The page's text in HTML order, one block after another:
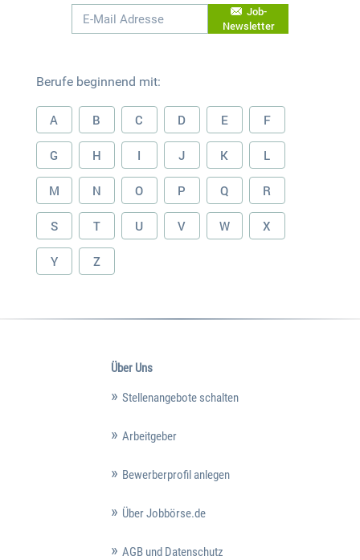
Job-
Newsletter
Berufe beginnend mit:
A B C D E F
G H I J K L
M N O P Q R
S T U V W X
Y Z
Über Uns
Stellenangebote schalten
Arbeitgeber
Bewerberprofil anlegen
Über Jobbörse.de
AGB und Datenschutz